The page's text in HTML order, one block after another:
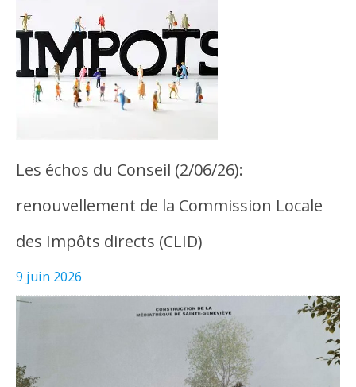
Les échos du Conseil (2/06/26):
renouvellement de la Commission Locale
des Impôts directs (CLID)
9 juin 2026